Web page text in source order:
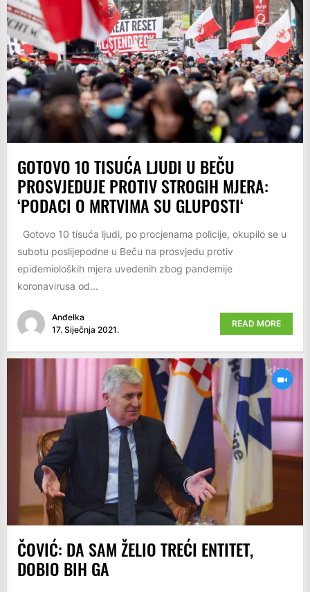
GOTOVO 10 TISUĆA LJUDI U BEČU
PROSVJEDUJE PROTIV STROGIH MJERA:
‘PODACI O MRTVIMA SU GLUPOSTI‘
Gotovo 10 tisuća ljudi, po procjenama policije, okupilo se u
subotu poslijepodne u Beču na prosvjedu protiv
epidemioloških mjera uvedenih zbog pandemije
koronavirusa od...
Anđelka
17. Siječnja 2021.
READ MORE
ČOVIĆ: DA SAM ŽELIO TREĆI ENTITET,
DOBIO BIH GA